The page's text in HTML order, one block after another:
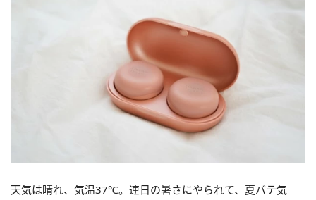
天気は晴れ、気温37℃。連日の暑さにやられて、夏バテ気